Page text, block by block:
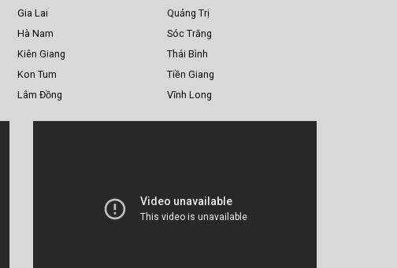
Gia Lai
Hà Nam
Kiên Giang
Kon Tum
Lâm Đồng
Quảng Trị
Sóc Trăng
Thái Bình
Tiền Giang
Vĩnh Long